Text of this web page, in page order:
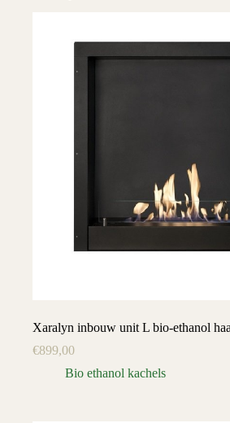
Xaralyn inbouw unit L bio-ethanol
€899,00
Bio ethanol kachels